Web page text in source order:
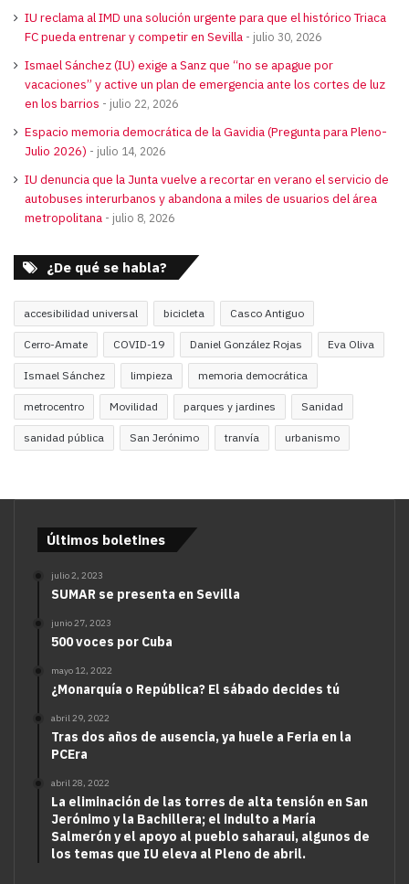
IU reclama al IMD una solución urgente para que el histórico Triaca
FC pueda entrenar y competir en Sevilla
julio 30, 2026
Ismael Sánchez (IU) exige a Sanz que “no se apague por
vacaciones” y active un plan de emergencia ante los cortes de luz
en los barrios
julio 22, 2026
Espacio memoria democrática de la Gavidia (Pregunta para Pleno-
Julio 2026)
julio 14, 2026
IU denuncia que la Junta vuelve a recortar en verano el servicio de
autobuses interurbanos y abandona a miles de usuarios del área
metropolitana
julio 8, 2026
¿De qué se habla?
accesibilidad universal bicicleta Casco Antiguo
Cerro-Amate COVID-19 Daniel González Rojas Eva Oliva
Ismael Sánchez limpieza memoria democrática
metrocentro Movilidad parques y jardines Sanidad
sanidad pública San Jerónimo tranvía urbanismo
Últimos boletines
julio 2, 2023
SUMAR se presenta en Sevilla
junio 27, 2023
500 voces por Cuba
mayo 12, 2022
¿Monarquía o República? El sábado decides tú
abril 29, 2022
Tras dos años de ausencia, ya huele a Feria en la
PCEra
abril 28, 2022
La eliminación de las torres de alta tensión en San
Jerónimo y la Bachillera; el indulto a María
Salmerón y el apoyo al pueblo saharaui, algunos de
los temas que IU eleva al Pleno de abril.